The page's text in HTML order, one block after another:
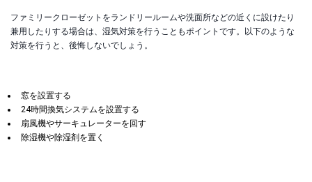
ファミリークローゼットをランドリールームや洗面所などの近くに設けたり
兼用したりする場合は、湿気対策を行うこともポイントです。以下のような
対策を行うと、後悔しないでしょう。
窓を設置する
24時間換気システムを設置する
扇風機やサーキュレーターを回す
除湿機や除湿剤を置く